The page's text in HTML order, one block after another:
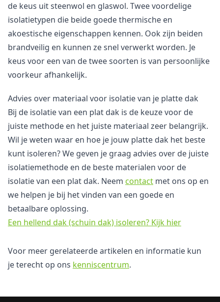
de keus uit steenwol en glaswol. Twee voordelige
isolatietypen die beide goede thermische en
akoestische eigenschappen kennen. Ook zijn beiden
brandveilig en kunnen ze snel verwerkt worden. Je
keus voor een van de twee soorten is van persoonlijke
voorkeur afhankelijk.
Advies over materiaal voor isolatie van je platte dak
Bij de isolatie van een plat dak is de keuze voor de
juiste methode en het juiste materiaal zeer belangrijk.
Wil je weten waar en hoe je jouw platte dak het beste
kunt isoleren? We geven je graag advies over de juiste
isolatiemethode en de beste materialen voor de
isolatie van een plat dak. Neem contact met ons op en
we helpen je bij het vinden van een goede en
betaalbare oplossing.
Een hellend dak (schuin dak) isoleren? Kijk hier
Voor meer gerelateerde artikelen en informatie kun
je terecht op ons kenniscentrum.